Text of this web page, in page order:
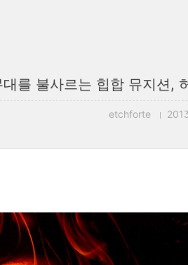
대를 불사르는 힙합 뮤지션,
etchforte